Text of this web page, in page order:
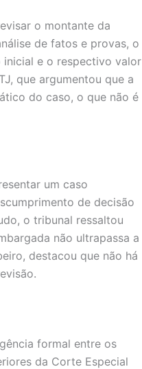
o montante da
de fatos e provas, o
inicial e o respectivo valor
que argumentou que a
do caso, o que não é
um caso
de decisão
o tribunal ressaltou
não ultrapassa a
destacou que não há
formal entre os
da Corte Especial